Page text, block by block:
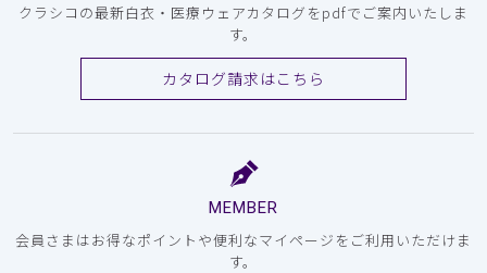
クラシコの最新白衣・医療ウェアカタログをpdfでご案内いたしま
す。
カタログ請求はこちら
MEMBER
会員さまはお得なポイントや便利なマイページをご利用いただけま
す。